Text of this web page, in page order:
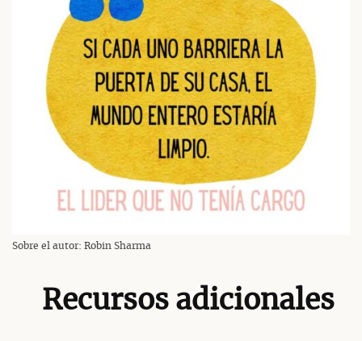
Sobre el autor: Robin Sharma
Recursos adicionales